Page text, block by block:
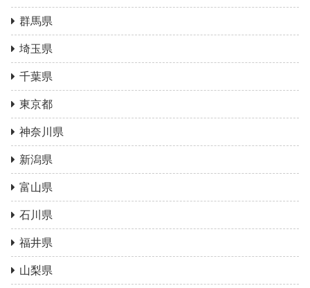
群馬県
埼玉県
千葉県
東京都
神奈川県
新潟県
富山県
石川県
福井県
山梨県